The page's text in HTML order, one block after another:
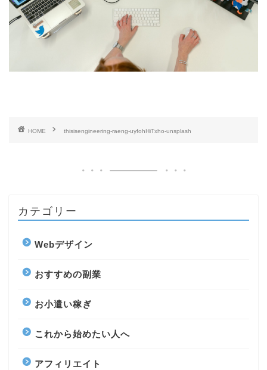
HOME thisisengineering-raeng-uyfohHiTxho-unsplash
カテゴリー
Webデザイン
おすすめの副業
お小遣い稼ぎ
これから始めたい人へ
アフィリエイト